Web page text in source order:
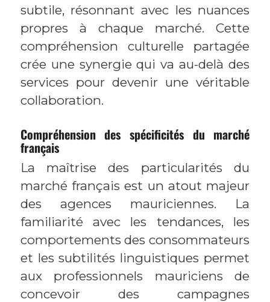
subtile, résonnant avec les nuances
propres à chaque marché. Cette
compréhension culturelle partagée
crée une synergie qui va au-delà des
services pour devenir une véritable
collaboration.
Compréhension des spécificités du marché
français
La maîtrise des particularités du
marché français est un atout majeur
des agences mauriciennes. La
familiarité avec les tendances, les
comportements des consommateurs
et les subtilités linguistiques permet
aux professionnels mauriciens de
concevoir des campagnes